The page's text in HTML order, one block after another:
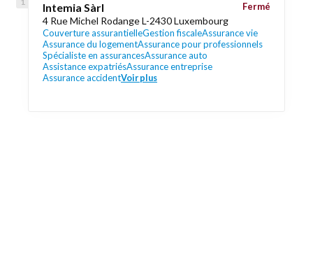
Intemia Sàrl
4 Rue Michel Rodange L-2430 Luxembourg
Couverture assurantielleGestion fiscaleAssurance vie
Assurance du logementAssurance pour professionnels
Spécialiste en assurancesAssurance auto
Assistance expatriésAssurance entreprise
Assurance accidentVoir plus
Fermé